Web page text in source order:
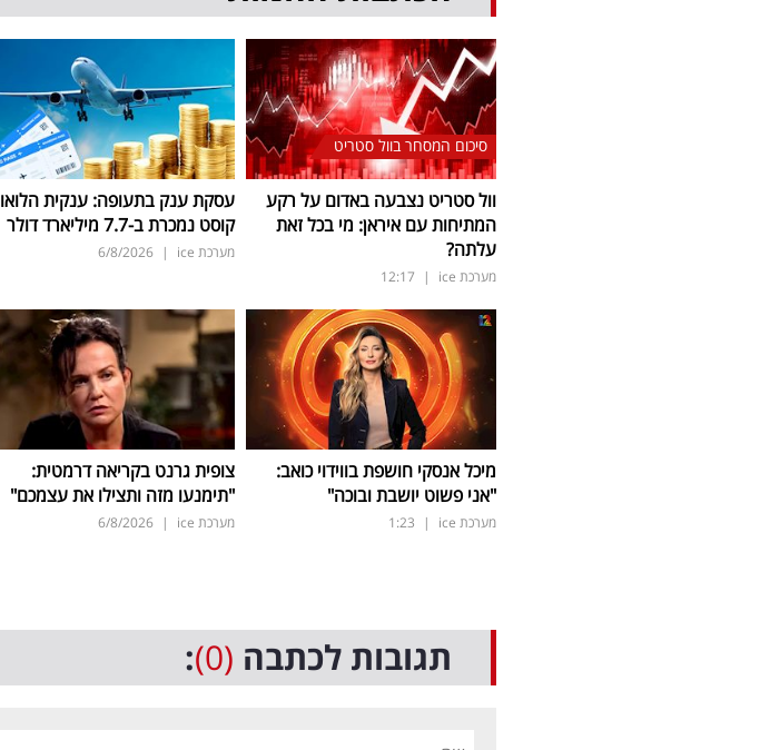
סיכום המסחר בוול סטריט
וול סטריט נצבעה באדום על רקע
המתיחות עם איראן: מי בכל זאת
עלתה?
מערכת ice |
12:17
עסקת ענק בתעופה: ענקית הלואו
קוסט נמכרת ב-7.7 מיליארד דולר
מערכת ice |
6/8/2026
מיכל אנסקי חושפת בווידוי כואב:
"אני פשוט יושבת ובוכה"
מערכת ice |
1:23
צופית גרנט בקריאה דרמטית:
"תימנעו מזה ותצילו את עצמכם"
מערכת ice |
6/8/2026
תגובות לכתבה (0)
: